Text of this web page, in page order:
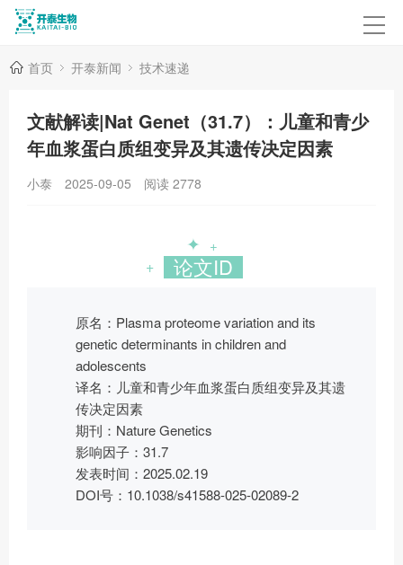
首页 开泰新闻 技术速递
文献解读|Nat Genet（31.7）：儿童和青少
年血浆蛋白质组变异及其遗传决定因素
小泰 2025-09-05 阅读 2778
✦ +
+ 论文ID
原名：Plasma proteome variation and its
genetic determinants in children and
adolescents
译名：儿童和青少年血浆蛋白质组变异及其遗
传决定因素
期刊：Nature Genetics
影响因子：31.7
发表时间：2025.02.19
DOI号：10.1038/s41588-025-02089-2